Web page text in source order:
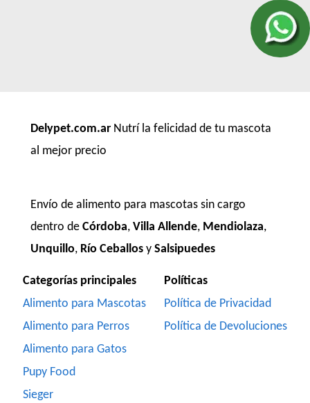
Delypet.com.ar Nutrí la felicidad de tu mascota
al mejor precio
Envío de alimento para mascotas sin cargo
dentro de Córdoba, Villa Allende, Mendiolaza,
Unquillo, Río Ceballos y Salsipuedes
Categorías principales
Alimento para Mascotas
Alimento para Perros
Alimento para Gatos
Pupy Food
Sieger
Políticas
Política de Privacidad
Política de Devoluciones